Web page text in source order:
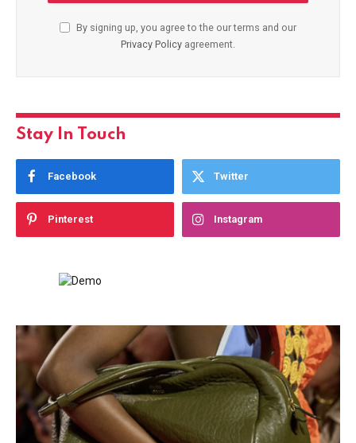
By signing up, you agree to the our terms and our
Privacy Policy agreement.
Stay In Touch
Facebook Twitter
Pinterest Instagram